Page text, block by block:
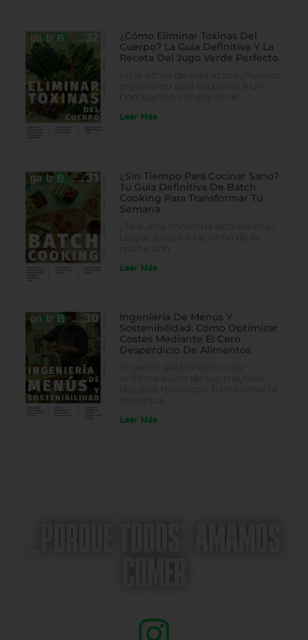
¿Cómo Eliminar Toxinas Del
Cuerpo? La Guía Definitiva Y La
Receta Del Jugo Verde Perfecto
En el ritmo de vida actual, nuestro
organismo está expuesto a un
bombardeo constante de
Leer Más
¿Sin Tiempo Para Cocinar Sano?
Tu Guía Definitiva De Batch
Cooking Para Transformar Tu
Semana
Llegas a casa a las ocho de la
Leer Más
Ingeniería De Menús Y
Sostenibilidad: Cómo Optimizar
Costes Mediante El Cero
Desperdicio De Alimentos
El sector gastronómico se
enfrenta a uno de sus mayores
desafíos históricos: transformar la
Leer Más